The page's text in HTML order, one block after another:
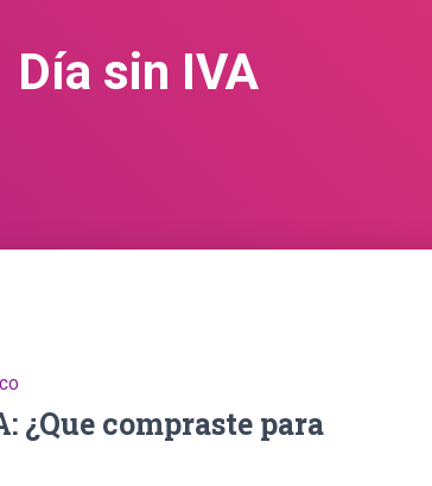
Día sin IVA
¿Que compraste para